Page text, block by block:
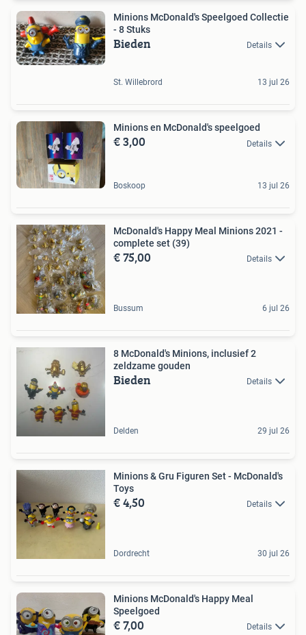
Minions McDonald's Speelgoed Collectie
- 8 Stuks
Bieden Details
St. Willebrord 13 jul 26
Minions en McDonald's speelgoed
€ 3,00 Details
Boskoop 13 jul 26
McDonald's Happy Meal Minions 2021 -
complete set (39)
€ 75,00 Details
Bussum 6 jul 26
8 McDonald's Minions, inclusief 2
zeldzame gouden
Bieden Details
Delden 29 jul 26
Minions & Gru Figuren Set - McDonald's
Toys
€ 4,50 Details
Dordrecht 30 jul 26
Minions McDonald's Happy Meal
Speelgoed
€ 7,00 Details